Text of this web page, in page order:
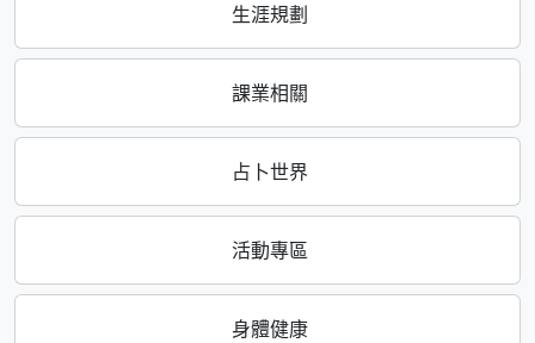
生涯規劃
課業相關
占卜世界
活動專區
身體健康